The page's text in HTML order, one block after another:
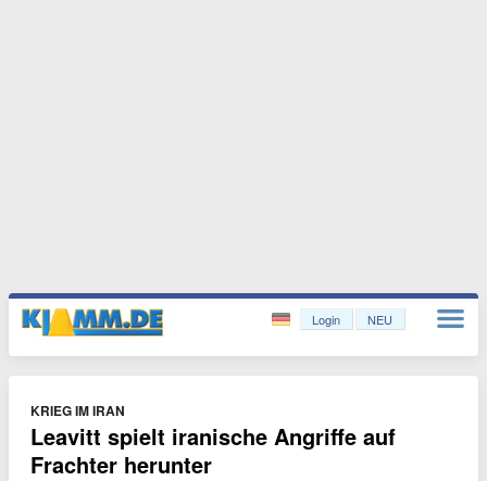
Login NEU
KRIEG IM IRAN
Leavitt spielt iranische Angriffe auf
Frachter herunter